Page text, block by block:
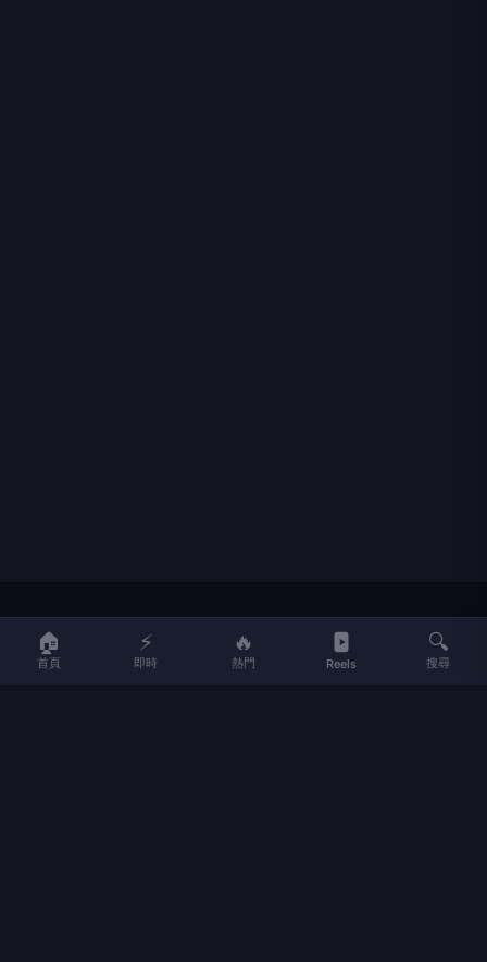
LIFE
LIFE 生活網是台灣領先的生活資訊平台，提供即時新聞、生活、健康、
🏠
首頁
⚡
即時
🔥
熱門 Reels
🔍
搜尋